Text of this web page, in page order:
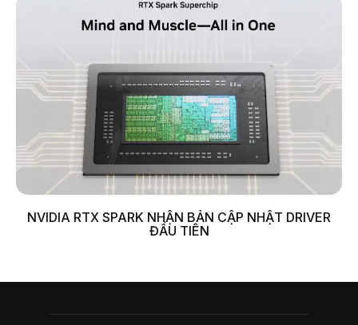
NVIDIA RTX SPARK NHẬN BẢN CẬP NHẬT DRIVER
ĐẦU TIÊN